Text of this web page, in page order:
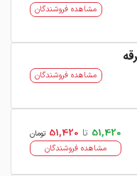
مشاهده فروشندگان
مشاهده فروشندگان
51,420 تا 51,420 تومان
مشاهده فروشندگان